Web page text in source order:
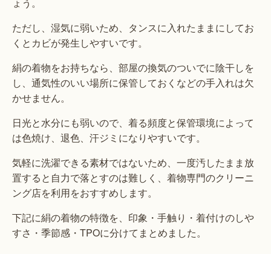
ただし、湿気に弱いため、タンスに入れたままにしてお
くとカビが発生しやすいです。
絹の着物をお持ちなら、部屋の換気のついでに陰干しを
し、通気性のいい場所に保管しておくなどの手入れは欠
かせません。
日光と水分にも弱いので、着る頻度と保管環境によって
は色焼け、退色、汗ジミになりやすいです。
気軽に洗濯できる素材ではないため、一度汚したまま放
置すると自力で落とすのは難しく、着物専門のクリーニ
ング店を利用をおすすめします。
下記に絹の着物の特徴を、印象・手触り・着付けのしや
すさ・季節感・TPOに分けてまとめました。